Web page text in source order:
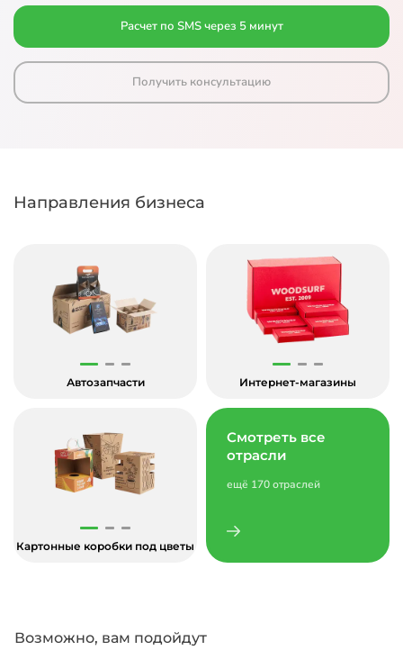
Расчет по SMS через 5 минут
Получить консультацию
Направления бизнеса
Автозапчасти Интернет-магазины
Картонные коробки под цветы
Смотреть все
отрасли
ещё 170 отраслей
Возможно, вам подойдут